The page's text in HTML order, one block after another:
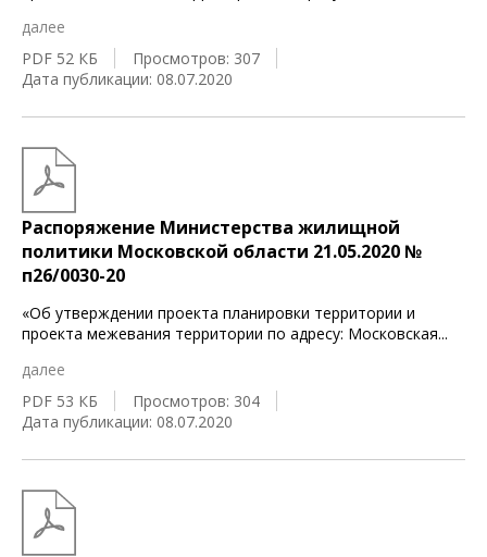
далее
PDF 52 КБ
Просмотров: 307
Дата публикации: 08.07.2020
Распоряжение Министерства жилищной
политики Московской области 21.05.2020 №
п26/0030-20
«Об утверждении проекта планировки территории и
проекта межевания территории по адресу: Московская...
далее
PDF 53 КБ
Просмотров: 304
Дата публикации: 08.07.2020